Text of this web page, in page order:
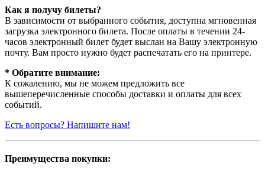
Как я получу билеты?
В зависимости от выбранного события, доступна мгновенная
загрузка электронного билета. После оплаты в течении 24-
часов электронный билет будет выслан на Вашу электронную
почту. Вам просто нужно будет распечатать его на принтере.
* Обратите внимание:
К сожалению, мы не можем предложить все
вышеперечисленные способы доставки и оплаты для всех
событий.
Есть вопросы? Напишите нам!
Преимущества покупки: